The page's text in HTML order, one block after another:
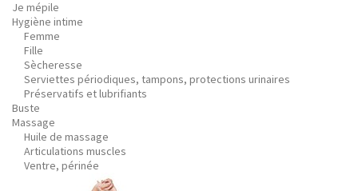
Je mépile
Hygiène intime
Femme
Fille
Sècheresse
Serviettes périodiques, tampons, protections urinaires
Préservatifs et lubrifiants
Buste
Massage
Huile de massage
Articulations muscles
Ventre, périnée